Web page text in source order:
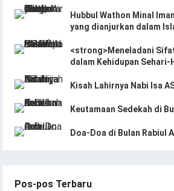
Hubbul Wathon Minal
yang dianjurkan dalam
<strong>Meneladani
dalam Kehidupan
Kisah Lahirnya Nabi Isa
Keutamaan Sedekah di
Doa-Doa di Bulan Rabiul
Pos-pos Terbaru